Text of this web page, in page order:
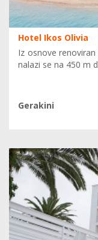
Hotel Ikos Olivia
Iz osnove
nalazi se na 450 m
Gerakini